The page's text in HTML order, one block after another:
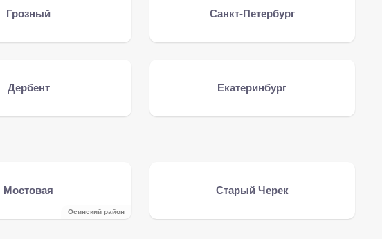
Грозный Санкт-Петербург
Дербент Екатеринбург
Мостовая
Осинский район
Старый Черек